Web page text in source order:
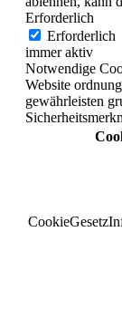
Erforderlich
Erforderlich
immer aktiv
Notwendige
Website
gewährleisten